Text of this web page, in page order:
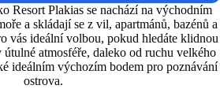
Resort Plakias se nachází na východním
a skládají se z vil, apartmánů, bazénů a
vás ideální volbou, pokud hledáte klidnou
atmosféře, daleko od ruchu velkého
ideálním výchozím bodem pro poznávání
ostrova.